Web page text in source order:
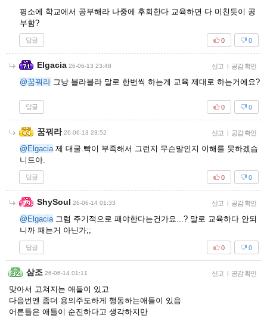
평소에 학교에서 공부해라 나중에 후회한다 교육하면 다 미친듯이 공
부함?
답글 0
0
Elgacia 26-06-13 23:48 신고 | 공감 확인
@꿈꿔라 그냥 블라블라 말로 한번씩 하는게 교육 제대로 하는거에요?
답글 0
0
꿈꿔라 26-06-13 23:52 신고 | 공감 확인
@Elgacia제 대굴.빡이 부족해서 그런지 무슨말인지 이해를 못하겠습
니드아.
답글 0
0
ShySoul 26-06-14 01:33 신고 | 공감 확인
@Elgacia그럼 주기적으로 패야한다는건가요...? 말로 교육하다 안되
니까 패는거 아닌가;;
답글 0
0
삼조 26-06-14 01:11 신고 | 공감 확인
맞아서 고쳐지는 애들이 있고
다음번엔 좀더 용의주도하게 행동하는애들이 있음
어른들은 애들이 순진하다고 생각하지만